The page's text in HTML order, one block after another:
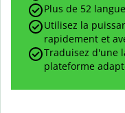
Plus de 52
Utilisez la
rapidement et
Traduisez d'une
plateforme